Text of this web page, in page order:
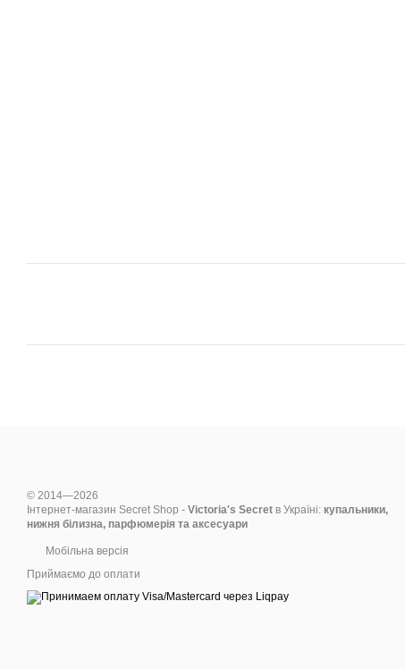
© 2014—2026
Інтернет-магазин Secret Shop - Victoria's Secret в Україні: купальники,
нижня білизна, парфюмерія та аксесуари
Мобільна версія
Приймаємо до оплати